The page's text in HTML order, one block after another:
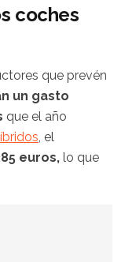
coches
que prevén
un gasto
que el año
, el
euros, lo que